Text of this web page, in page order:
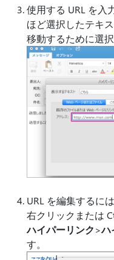
使用する URL を入
ほど選択したテキ
移動するために選
URL を編集するに
右クリックまたは
ハイパーリンク>ハ
す。